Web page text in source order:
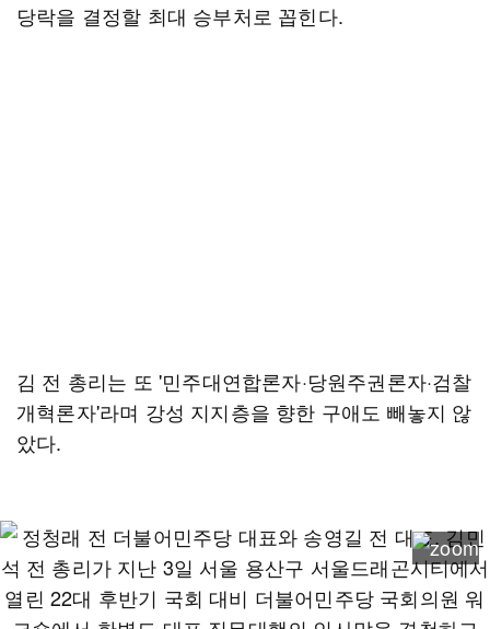
당락을 결정할 최대 승부처로 꼽힌다.
김 전 총리는 또 '민주대연합론자·당원주권론자·검찰
개혁론자'라며 강성 지지층을 향한 구애도 빼놓지 않
았다.